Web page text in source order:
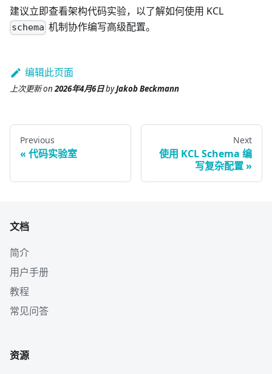
建议立即查看架构代码实验，以了解如何使用 KCL
schema 机制协作编写高级配置。
编辑此页面
上次更新on2026年4月6日byJakob Beckmann
Previous
代码实验室
Next
使用 KCL Schema 编
写复杂配置
文档
简介
用户手册
教程
常见问答
资源